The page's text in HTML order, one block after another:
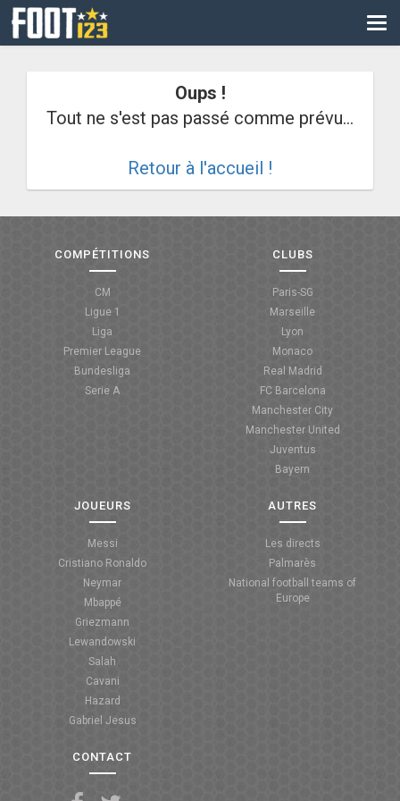
CM
COUPE DE FRANCE
COUPE DE LA LIGUE
Oups !
Tout ne s'est pas passé comme prévu...
Retour à l'accueil !
COMPÉTITIONS
CM
Ligue 1
Liga
Premier League
Bundesliga
Serie A
CLUBS
Paris-SG
Marseille
Lyon
Monaco
Real Madrid
FC Barcelona
Manchester City
Manchester United
Juventus
Bayern
JOUEURS
Messi
Cristiano Ronaldo
Neymar
Mbappé
Griezmann
Lewandowski
Salah
Cavani
Hazard
Gabriel Jesus
AUTRES
Les directs
Palmarès
National football teams of
Europe
CONTACT